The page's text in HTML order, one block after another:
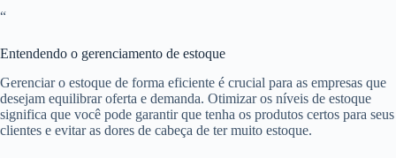
“
Entendendo o gerenciamento de estoque
Gerenciar o estoque de forma eficiente é crucial para as empresas que
desejam equilibrar oferta e demanda. Otimizar os níveis de estoque
significa que você pode garantir que tenha os produtos certos para seus
clientes e evitar as dores de cabeça de ter muito estoque.